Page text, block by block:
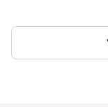
ventilador, una
También hay 3
ofrece: aire